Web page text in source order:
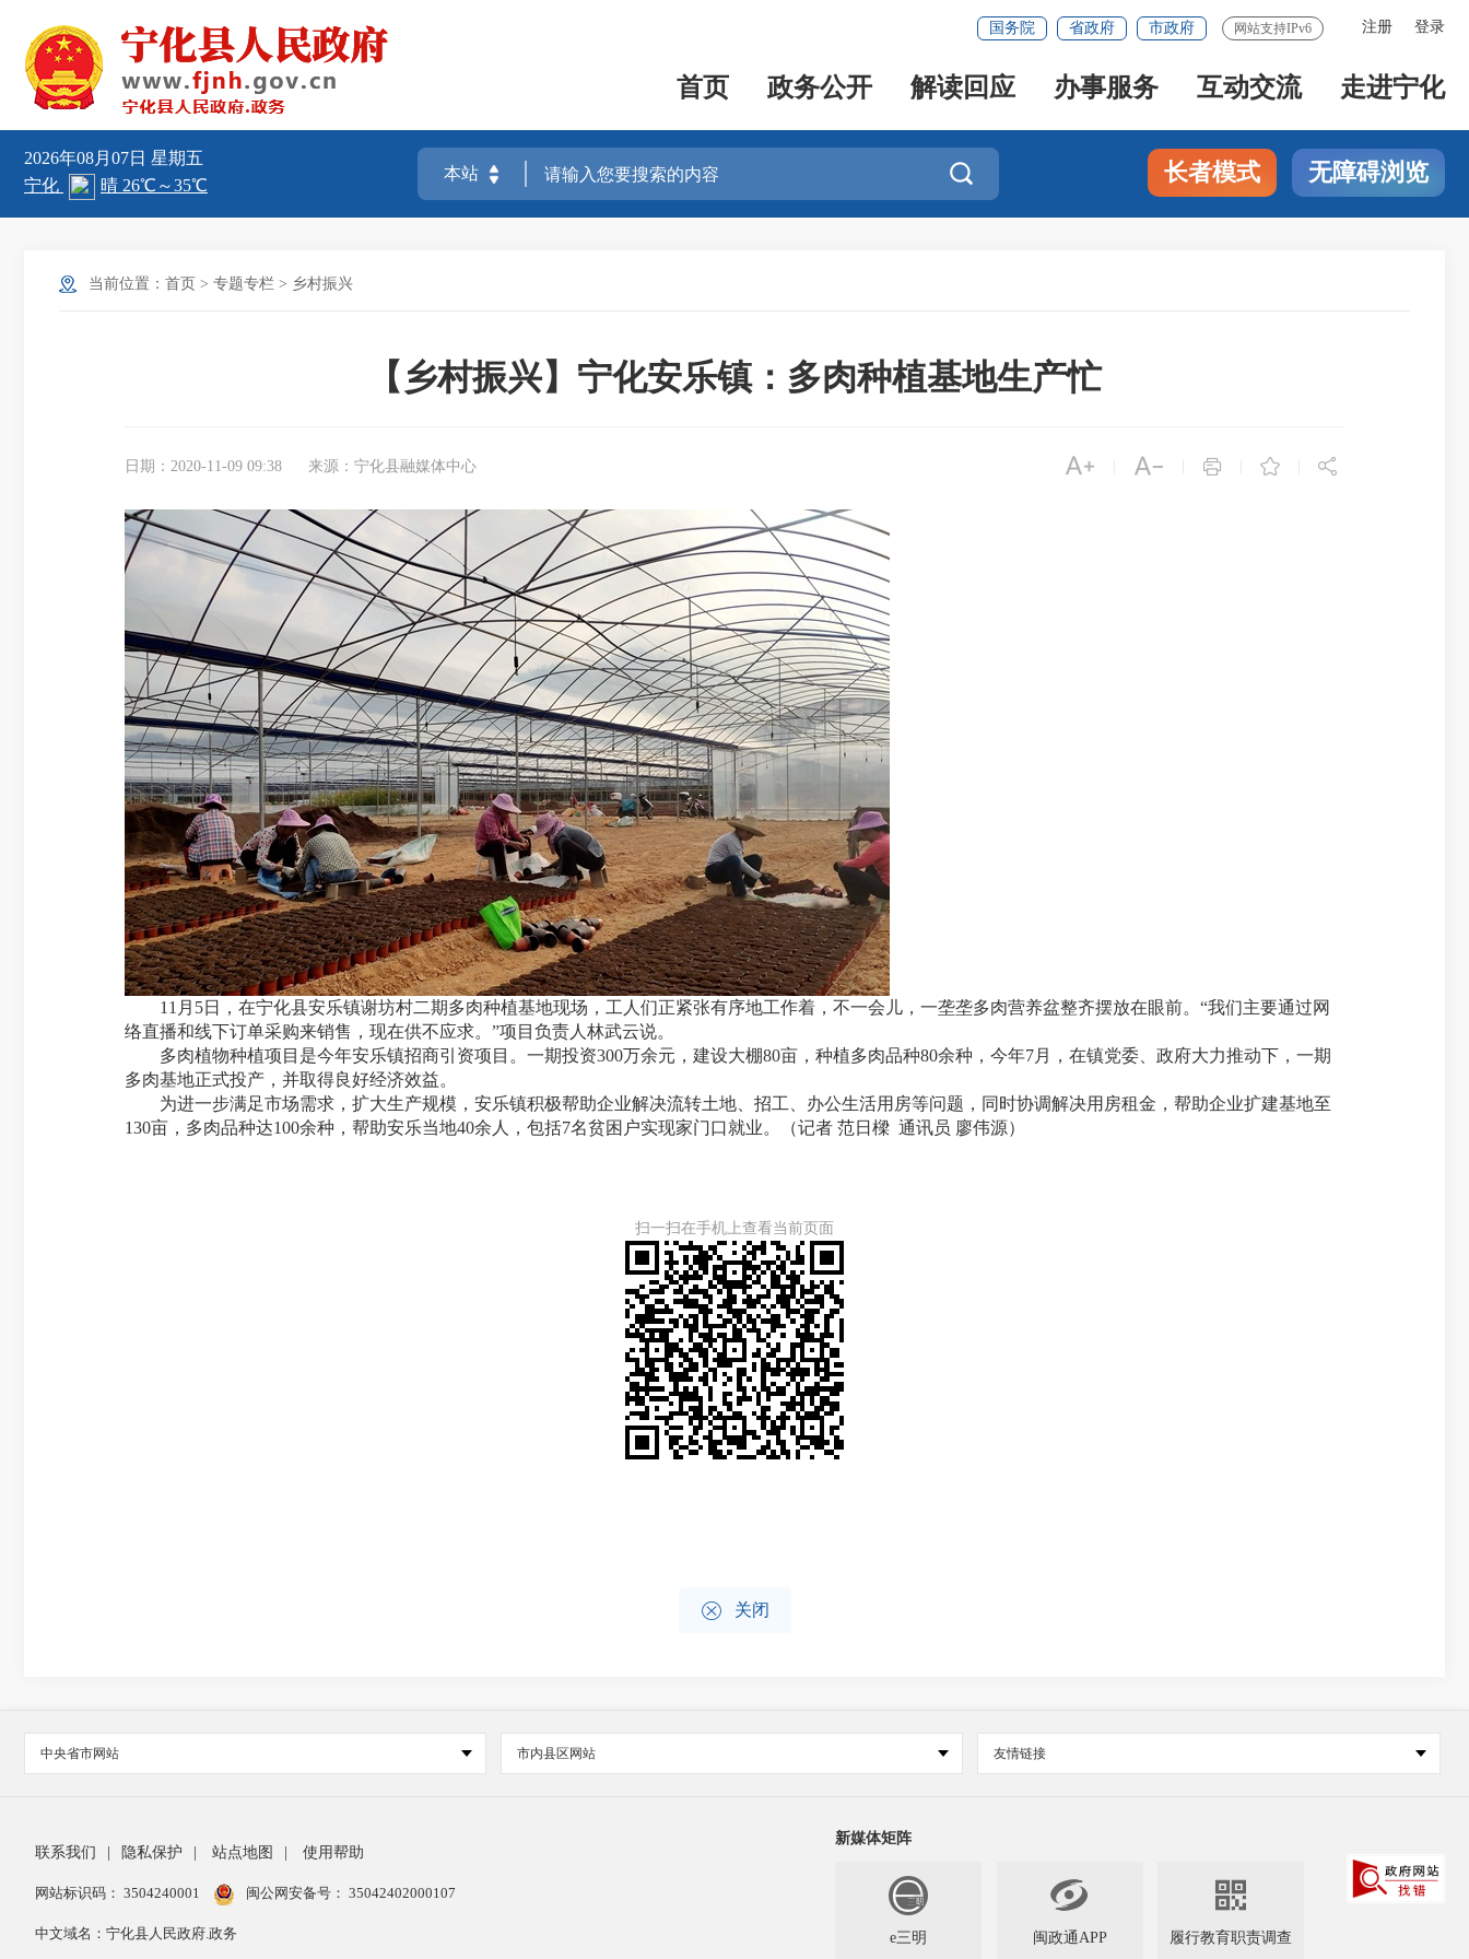
注册 登录
国务院 省政府 市政府 网站支持IPv6
首页 政务公开 解读回应 办事服务 互动交流 走进宁化
2026年08月07日 星期五
 长者模式 无障碍浏览
当前位置： 首页 > 专题专栏 > 乡村振兴
【乡村振兴】宁化安乐镇：多肉种植基地生产忙
日期：2020-11-09 09:38 来源：宁化县融媒体中心     
11月5日，在宁化县安乐镇谢坊村二期多肉种植基地现场，工人们正紧张有序地工作着，不一会儿，一垄垄多肉营养盆整齐摆放在眼前。“我们主要通过网
络直播和线下订单采购来销售，现在供不应求。”项目负责人林武云说。
多肉植物种植项目是今年安乐镇招商引资项目。一期投资300万余元，建设大棚80亩，种植多肉品种80余种，今年7月，在镇党委、政府大力推动下，一期
多肉基地正式投产，并取得良好经济效益。
为进一步满足市场需求，扩大生产规模，安乐镇积极帮助企业解决流转土地、招工、办公生活用房等问题，同时协调解决用房租金，帮助企业扩建基地至
130亩，多肉品种达100余种，帮助安乐当地40余人，包括7名贫困户实现家门口就业。（记者 范日樑 通讯员 廖伟源）
扫一扫在手机上查看当前页面
 关闭
中央省市网站 市内县区网站 友情链接
联系我们 隐私保护 站点地图 使用帮助
网站标识码： 3504240001 闽公网安备号： 35042402000107
中文域名：宁化县人民政府.政务
新媒体矩阵
e三明

闽政通APP

履行教育职责调查